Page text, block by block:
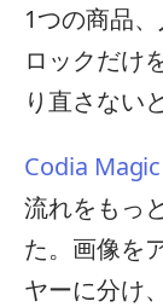
1つの商品
ロックだけ
り直さない
Codia
流れをもっ
た。画像を
ヤーに分け